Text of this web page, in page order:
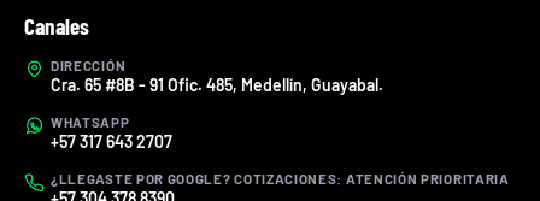
Canales
DIRECCIÓN
Cra. 65 #8B - 91 Ofic. 485, Medellín, Guayabal.
WHATSAPP
+57 317 643 2707
¿LLEGASTE POR GOOGLE? COTIZACIONES: ATENCIÓN PRIORITARIA